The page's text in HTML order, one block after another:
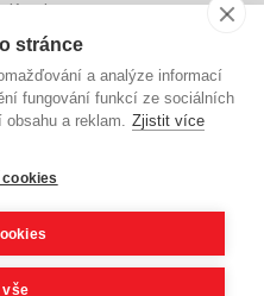
Katalog
Novinky
Akce
stránce
a analýze informací
fungování funkcí ze sociálních
a reklam. Zjistit více
vše